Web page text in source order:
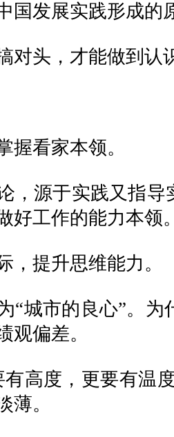
国发展实践形成的
头，才能做到认
看家本领。
源于实践又指导
好工作的能力本领
提升思维能力。
市的良心”。为
观偏差。
度，更要有温度
薄。